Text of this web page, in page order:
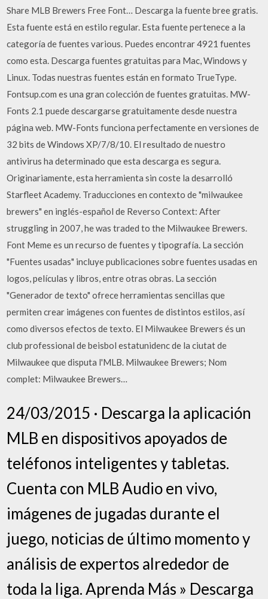
Share MLB Brewers Free Font… Descarga la fuente bree gratis.
Esta fuente está en estilo regular. Esta fuente pertenece a la
categoría de fuentes various. Puedes encontrar 4921 fuentes
como esta. Descarga fuentes gratuitas para Mac, Windows y
Linux. Todas nuestras fuentes están en formato TrueType.
Fontsup.com es una gran colección de fuentes gratuitas. MW-
Fonts 2.1 puede descargarse gratuitamente desde nuestra
página web. MW-Fonts funciona perfectamente en versiones de
32 bits de Windows XP/7/8/10. El resultado de nuestro
antivirus ha determinado que esta descarga es segura.
Originariamente, esta herramienta sin coste la desarrolló
Starfleet Academy. Traducciones en contexto de "milwaukee
brewers" en inglés-español de Reverso Context: After
struggling in 2007, he was traded to the Milwaukee Brewers.
Font Meme es un recurso de fuentes y tipografía. La sección
"Fuentes usadas" incluye publicaciones sobre fuentes usadas en
logos, películas y libros, entre otras obras. La sección
"Generador de texto" ofrece herramientas sencillas que
permiten crear imágenes con fuentes de distintos estilos, así
como diversos efectos de texto. El Milwaukee Brewers és un
club professional de beisbol estatunidenc de la ciutat de
Milwaukee que disputa l'MLB. Milwaukee Brewers; Nom
complet: Milwaukee Brewers…
24/03/2015 · Descarga la aplicación
MLB en dispositivos apoyados de
teléfonos inteligentes y tabletas.
Cuenta con MLB Audio en vivo,
imágenes de jugadas durante el
juego, noticias de último momento y
análisis de expertos alrededor de
toda la liga. Aprenda Más » Descarga